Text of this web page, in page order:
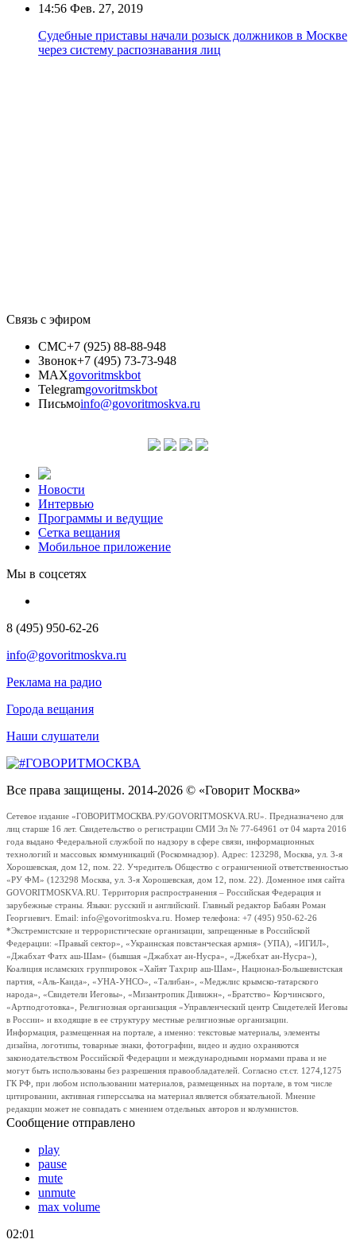
14:56 Фев. 27, 2019
Судебные приставы начали розыск должников в Москве
через систему распознавания лиц
Связь с эфиром
СМС+7 (925) 88-88-948
Звонок+7 (495) 73-73-948
MAXgovoritmskbot
Telegramgovoritmskbot
Письмоinfo@govoritmoskva.ru
Новости
Интервью
Программы и ведущие
Сетка вещания
Мобильное приложение
Мы в соцсетях
8 (495) 950-62-26
info@govoritmoskva.ru
Реклама на радио
Города вещания
Наши слушатели
Все права защищены. 2014-2026 © «Говорит Москва»
Сетевое издание «ГОВОРИТМОСКВА.РУ/GOVORITMOSKVA.RU». Предназначено для
лиц старше 16 лет. Свидетельство о регистрации СМИ Эл № 77-64961 от 04 марта 2016
года выдано Федеральной службой по надзору в сфере связи, информационных
технологий и массовых коммуникаций (Роскомнадзор). Адрес: 123298, Москва, ул. 3-я
Хорошевская, дом 12, пом. 22. Учредитель Общество с ограниченной ответственностью
«РУ ФМ» (123298 Москва, ул. 3-я Хорошевская, дом 12, пом. 22). Доменное имя сайта
GOVORITMOSKVA.RU. Территория распространения – Российская Федерация и
зарубежные страны. Языки: русский и английский. Главный редактор Бабаян Роман
Георгиевич. Email: info@govoritmoskva.ru. Номер телефона: +7 (495) 950-62-26
*Экстремистские и террористические организации, запрещенные в Российской
Федерации: «Правый сектор», «Украинская повстанческая армия» (УПА), «ИГИЛ»,
«Джабхат Фатх аш-Шам» (бывшая «Джабхат ан-Нусра», «Джебхат ан-Нусра»),
Коалиция исламских группировок «Хайят Тахрир аш-Шам», Национал-Большевистская
партия, «Аль-Каида», «УНА-УНСО», «Талибан», «Меджлис крымско-татарского
народа», «Свидетели Иеговы», «Мизантропик Дивижн», «Братство» Корчинского,
«Артподготовка», Религиозная организация «Управленческий центр Свидетелей Иеговы
в России» и входящие в ее структуру местные религиозные организации.
Информация, размещенная на портале, а именно: текстовые материалы, элементы
дизайна, логотипы, товарные знаки, фотографии, видео и аудио охраняются
законодательством Российской Федерации и международными нормами права и не
могут быть использованы без разрешения правообладателей. Согласно ст.ст. 1274,1275
ГК РФ, при любом использовании материалов, размещенных на портале, в том числе
цитировании, активная гиперссылка на материал является обязательной. Мнение
редакции может не совпадать с мнением отдельных авторов и колумнистов.
Сообщение отправлено
play
pause
mute
unmute
max volume
02:01